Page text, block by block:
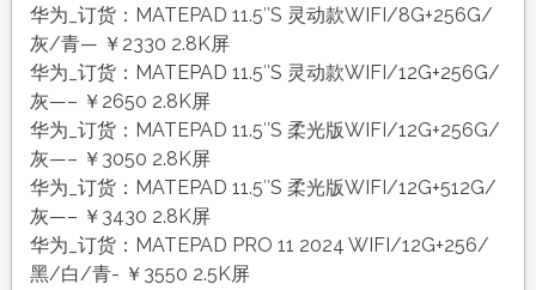
华为_订货：MATEPAD 11.5″S 灵动款WIFI/8G+256G/
灰/青— ￥2330 2.8K屏
华为_订货：MATEPAD 11.5″S 灵动款WIFI/12G+256G/
灰—– ￥2650 2.8K屏
华为_订货：MATEPAD 11.5″S 柔光版WIFI/12G+256G/
灰—– ￥3050 2.8K屏
华为_订货：MATEPAD 11.5″S 柔光版WIFI/12G+512G/
灰—– ￥3430 2.8K屏
华为_订货：MATEPAD PRO 11 2024 WIFI/12G+256/
黑/白/青- ￥3550 2.5K屏